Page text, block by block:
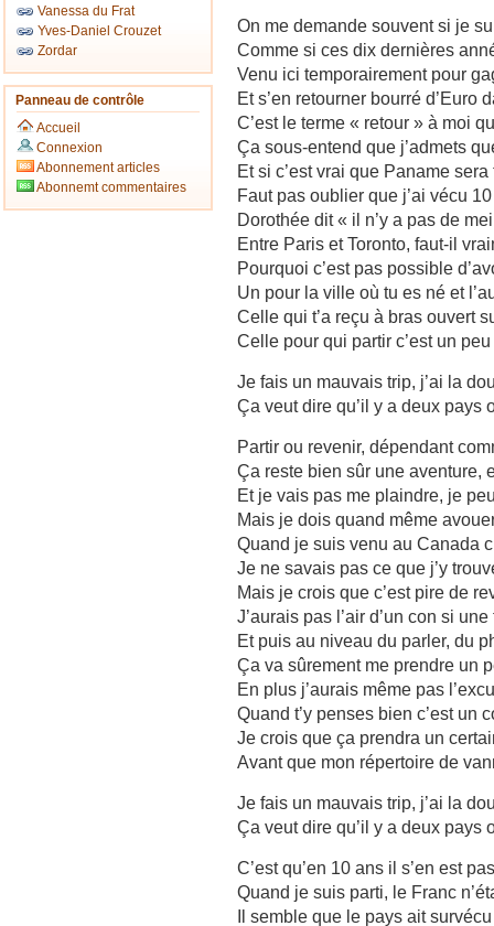
Vanessa du Frat
Yves-Daniel Crouzet
Zordar
Panneau de contrôle
Accueil
Connexion
Abonnement articles
Abonnemt commentaires
On me demande souvent si je
Comme si ces dix dernières
Venu ici temporairement pour
Et s’en retourner bourré d’Euro
C’est le terme « retour » à moi
Ça sous-entend que j’admets
Et si c’est vrai que Paname
Faut pas oublier que j’ai vécu
Dorothée dit « il n’y a pas de
Entre Paris et Toronto, faut-il
Pourquoi c’est pas possible
Un pour la ville où tu es né et
Celle qui t’a reçu à bras ouvert
Celle pour qui partir c’est un
Je fais un mauvais trip, j’ai la
Ça veut dire qu’il y a deux pays
Partir ou revenir, dépendant
Ça reste bien sûr une aventure,
Et je vais pas me plaindre, je
Mais je dois quand même
Quand je suis venu au Canada
Je ne savais pas ce que j’y
Mais je crois que c’est pire de
J’aurais pas l’air d’un con si
Et puis au niveau du parler, du
Ça va sûrement me prendre un
En plus j’aurais même pas
Quand t’y penses bien c’est un
Je crois que ça prendra un
Avant que mon répertoire de
Je fais un mauvais trip, j’ai la
Ça veut dire qu’il y a deux pays
C’est qu’en 10 ans il s’en est
Quand je suis parti, le Franc
Il semble que le pays ait